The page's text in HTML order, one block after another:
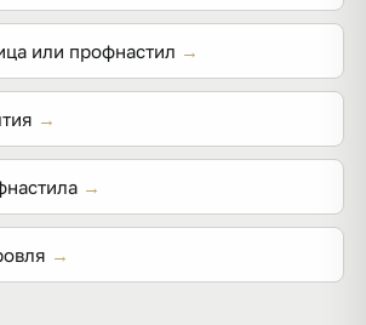
или профнастил →
→
→
→